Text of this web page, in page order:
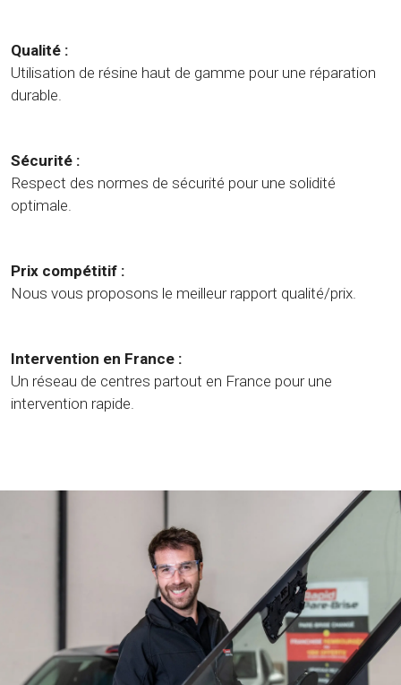
Qualité :
Utilisation de résine haut de gamme pour une réparation
durable.
Sécurité :
Respect des normes de sécurité pour une solidité
optimale.
Prix compétitif :
Nous vous proposons le meilleur rapport qualité/prix.
Intervention en France :
Un réseau de centres partout en France pour une
intervention rapide.